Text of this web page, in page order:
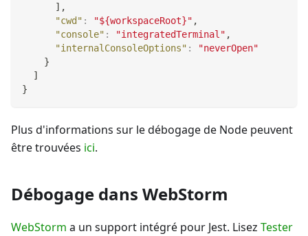
] ,
"cwd" : "${workspaceRoot}" ,
"console" : "integratedTerminal" ,
"internalConsoleOptions" :
"neverOpen"
}
]
}
Plus d'informations sur le débogage de Node peuvent
être trouvées ici.
Débogage dans WebStorm
WebStorm a un support intégré pour Jest. Lisez Tester